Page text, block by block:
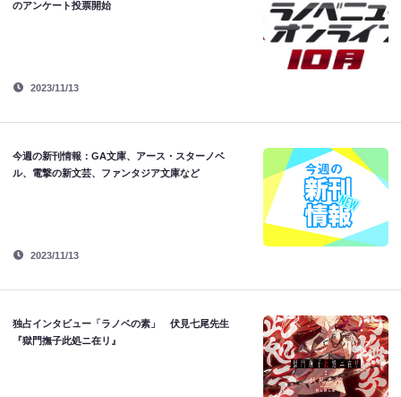
のアンケート投票開始
2023/11/13
今週の新刊情報：GA文庫、アース・スターノベ
ル、電撃の新文芸、ファンタジア文庫など
2023/11/13
独占インタビュー「ラノベの素」 伏見七尾先生
『獄門撫子此処ニ在リ』